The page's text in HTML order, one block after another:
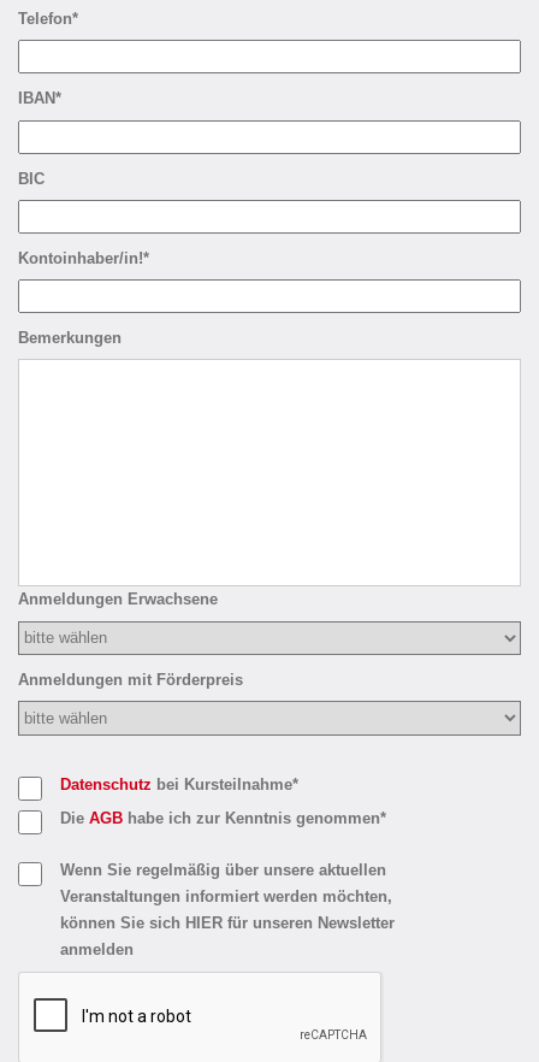
Telefon*
IBAN*
BIC
Kontoinhaber/in!*
Bemerkungen
Anmeldungen Erwachsene
Anmeldungen mit Förderpreis
Datenschutz bei Kursteilnahme*
Die AGB habe ich zur Kenntnis genommen*
Wenn Sie regelmäßig über unsere aktuellen
Veranstaltungen informiert werden möchten,
können Sie sich HIER für unseren Newsletter
anmelden